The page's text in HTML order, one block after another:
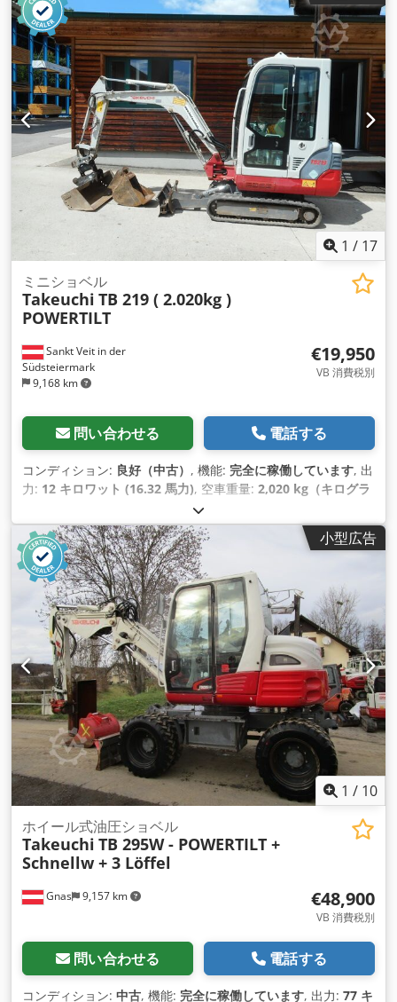
1 / 17
Sankt Veit in der
Südsteiermark
9,168 km
ミニショベル
Takeuchi TB 219 ( 2.020kg )
POWERTILT
€19,950
VB 消費税別
問い合わせる 電話する
コンディション: 良好（中古） , 機能: 完全に稼働しています, 出
力: 12 キロワット (16.32 馬力), 空車重量: 2,020 kg（キログラ
3,610 h
ローラー, 油圧ハンマー, 調節可能なシャーシ, 追加ヘッドライ
ト, 小型広告
1 / 10
Gnas 9,157 km
ホイール式油圧ショベル
Takeuchi TB 295W - POWERTILT +
Schnellw + 3 Löffel
€48,900
VB 消費税別
問い合わせる 電話する
コンディション: 中古, 機能: 完全に稼働しています, 出力: 77 キ